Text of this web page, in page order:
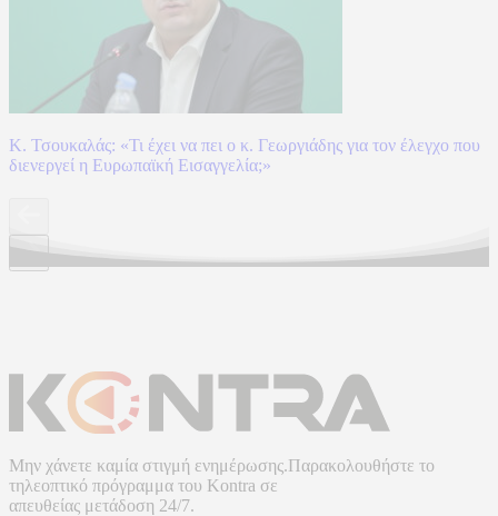
Κ. Τσουκαλάς: «Τι έχει να πει ο κ. Γεωργιάδης για τον έλεγχο που
διενεργεί η Ευρωπαϊκή Εισαγγελία;»
Μην χάνετε καμία στιγμή ενημέρωσης.Παρακολουθήστε το
τηλεοπτικό πρόγραμμα του Kontra σε
απευθείας μετάδοση 24/7.